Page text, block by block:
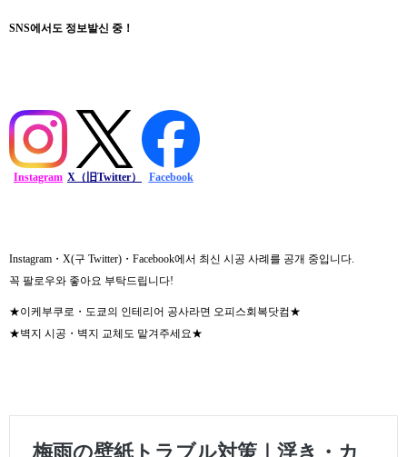
SNS에서도 정보발신 중！
Instagram X（旧Twitter） Facebook
Instagram・X(구 Twitter)・Facebook에서 최신 시공 사례를 공개 중입니다.
꼭 팔로우와 좋아요 부탁드립니다!
★이케부쿠로・도쿄의 인테리어 공사라면 오피스회복닷컴★
★벽지 시공・벽지 교체도 맡겨주세요★